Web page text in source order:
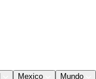
Mexico Mundo